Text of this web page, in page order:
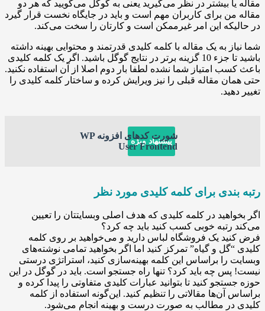
بیشتر در نظر می‌گیرید یعنی به گوگل می‌گویید که هر دو
برای کاربران مهم است و باید در جایگاه نخست قرار گیرد
این امر غیرممکن است و کارتان را سخت می‌کند.
به یک مقاله با کلمه کلیدی قدرتمند و محتوایی بهینه داشته
باشید تا جزء 10 گزینه برتر در نتایج گوگل باشید. اگر یک کلمه کلیدی
امتیاز شما نشده لطفا بار دوم اصلا از آن استفاده نکنید.
مقاله قبلی را نیز ویرایش کرده و ساختار کلمه کلیدی را
پیشنهاد ویژه
شورت کدهای افزونه WP
User Frontend
برای کلمه کلیدی مورد نظر
در کلمه کلیدی که هدف اصلی وبسایتتان را تعیین
خوبی کسب کنید باید چه کرد؟
یک فروشگاه لباس دارید و می‌خواهید بر روی کلمه
و گیاه” تمرکز کنید اما اگر بخواهید تمامی نوشته‌های
را براساس این کلمه بهینه‌سازی کنید، استراتژی درستی
چه باید کرد؟ تنها راه جستجو است. باید در گوگل در این
کنید تا بتوانید عبارات کلیدی متفاوتی را پیدا کرده و
مقالاتی را تنظیم کنید. این‌گونه استفاده از کلمه
مطالب به صورت درست و بهینه انجام می‌شود.